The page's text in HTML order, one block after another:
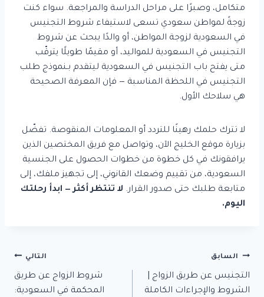
متكامل، وصبرًا على مراحل الدراسة والمراجعة. سواء كنت
زوجةً لمواطن سعودي تسعى لاستيفاء شروط التجنيس
في السعودية لزوجة المواطن، أو والدًا يبحث عن شروط
التجنيس في السعودية للمواليد، أو مقيمًا طويلًا يترقّب
متى يفتح باب التجنيس في السعودية ليتقدم بـنموذج طلب
التجنيس في اللحظة المناسبة — فإن المعرفة الصحيحة
هي سلاحك الأول.
لا تترك حلمك رهينًا للتردد أو المعلومات المنقوصة. تفضّل
بزيارة موقع الخليج الآن، وتواصل مع فريق المختصين الذين
يرافقونك في كل خطوة من خطوات الحصول على الجنسية
السعودية، من تقييم وضعك القانوني، إلى تجهيز ملفك، إلى
متابعة طلبك حتى صدور القرار. لا تنتظر أكثر — ابدأ رحلتك
اليوم.
تصفّح
المقالات
السابق
التجنيس عن طريق الزواج |
الشروط والإجراءات الكاملة
التالي
شروط الزواج عن طريق
المحكمة في السعودية: